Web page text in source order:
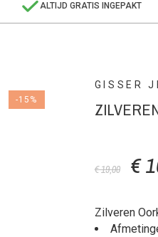
ALTIJD GRATIS INGEPAKT
-15%
GISSER
€ 19,00 €
Zilveren